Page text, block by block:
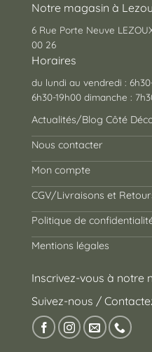
Notre magasin à
6 Rue Porte Neuve
00 26
Horaires
du lundi au vendredi :
6h30-19h00 dimanche :
Actualités/Blog Côté
Nous contacter
Mon compte
CGV/Livraisons et
Politique de
Mentions légales
Inscrivez-vous à notre
Suivez-nous /